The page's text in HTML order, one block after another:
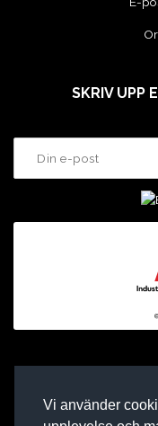
Vi använder
SKRIV UPP